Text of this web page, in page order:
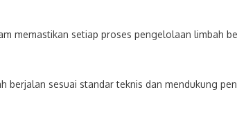
memastikan setiap proses pengelolaan limbah
berjalan sesuai standar teknis dan mendukung